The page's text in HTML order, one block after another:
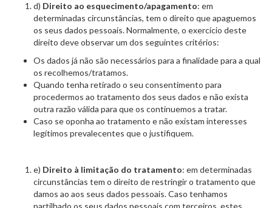
d) Direito ao esquecimento/apagamento: em
determinadas circunstâncias, tem o direito que apaguemos
os seus dados pessoais. Normalmente, o exercício deste
direito deve observar um dos seguintes critérios:
Os dados já não são necessários para a finalidade para a qual
os recolhemos/tratamos.
Quando tenha retirado o seu consentimento para
procedermos ao tratamento dos seus dados e não exista
outra razão válida para que os continuemos a tratar.
Caso se oponha ao tratamento e não existam interesses
legítimos prevalecentes que o justifiquem.
e) Direito à limitação do tratamento: em determinadas
circunstâncias tem o direito de restringir o tratamento que
damos ao aos seus dados pessoais. Caso tenhamos
partilhado os seus dados pessoais com terceiros, estes